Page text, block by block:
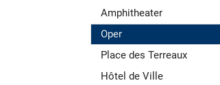
Amphitheater
Oper
Place des Terreaux
Hôtel de Ville